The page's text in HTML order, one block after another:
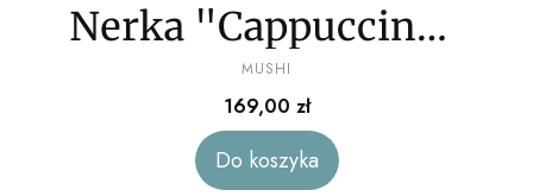
Nerka "Cappuccino"
sztruks
PRODUCENT
MUSHI
Cena
169,00 zł
Do koszyka